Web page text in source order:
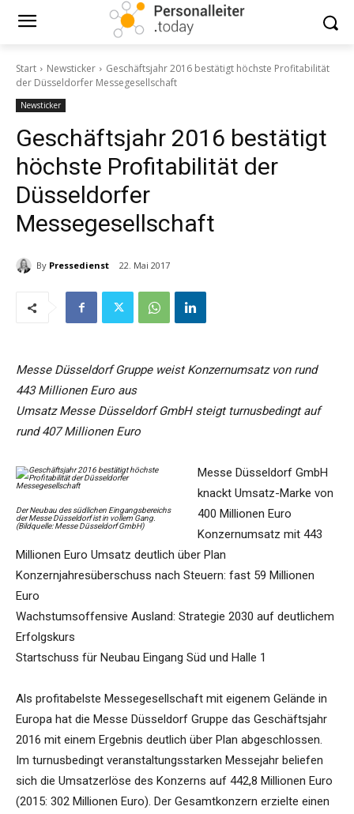
Start Newsticker
Geschäftsjahr 2016 bestätigt höchste Profitabilität
der Düsseldorfer Messegesellschaft
Newsticker
Geschäftsjahr 2016 bestätigt
höchste Profitabilität der
Düsseldorfer
Messegesellschaft
By Pressedienst 22. Mai 2017
Messe Düsseldorf Gruppe weist Konzernumsatz von rund
443 Millionen Euro aus
Umsatz Messe Düsseldorf GmbH steigt turnusbedingt auf
rund 407 Millionen Euro
Der Neubau des südlichen Eingangsbereichs
der Messe Düsseldorf ist in vollem Gang.
(Bildquelle: Messe Düsseldorf GmbH)
Messe Düsseldorf GmbH
knackt Umsatz-Marke von
400 Millionen Euro
Konzernumsatz mit 443
Millionen Euro Umsatz deutlich über Plan
Konzernjahresüberschuss nach Steuern: fast 59 Millionen
Euro
Wachstumsoffensive Ausland: Strategie 2030 auf deutlichem
Erfolgskurs
Startschuss für Neubau Eingang Süd und Halle 1
Als profitabelste Messegesellschaft mit eigenem Gelände in
Europa hat die Messe Düsseldorf Gruppe das Geschäftsjahr
2016 mit einem Ergebnis deutlich über Plan abgeschlossen.
Im turnusbedingt veranstaltungsstarken Messejahr beliefen
sich die Umsatzerlöse des Konzerns auf 442,8 Millionen Euro
(2015: 302 Millionen Euro). Der Gesamtkonzern erzielte einen